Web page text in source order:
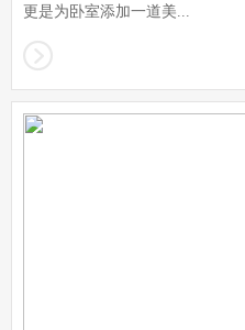
更是为卧室添加一道美...